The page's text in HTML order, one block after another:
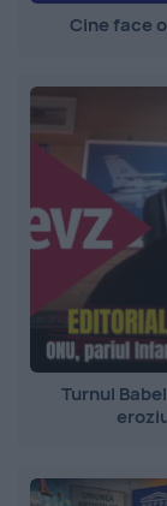
Cine face
Turnul